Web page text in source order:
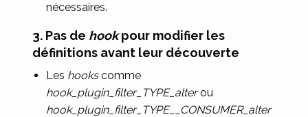
nécessaires.
3. Pas de hookpour modifier les
définitions avant leur découverte
Les hookscomme
hook_plugin_filter_TYPE_alterou
hook_plugin_filter_TYPE__CONSUMER_alter